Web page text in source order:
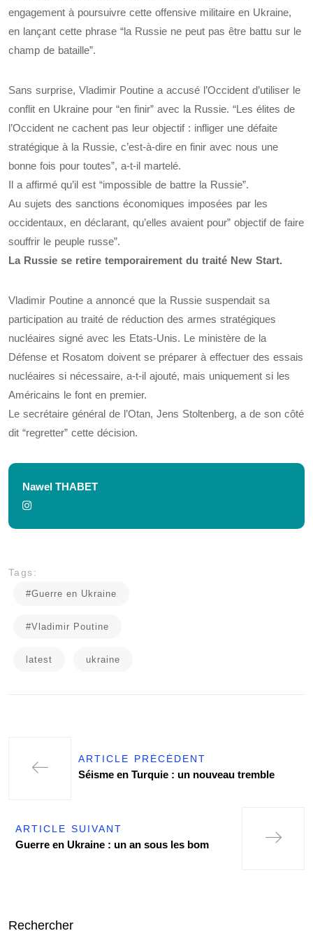
engagement à poursuivre cette offensive militaire en Ukraine,
en lançant cette phrase “la Russie ne peut pas être battu sur le
champ de bataille”.
Sans surprise, Vladimir Poutine a accusé l’Occident d’utiliser le
conflit en Ukraine pour “en finir” avec la Russie. “Les élites de
l’Occident ne cachent pas leur objectif : infliger une défaite
stratégique à la Russie, c’est-à-dire en finir avec nous une
bonne fois pour toutes”, a-t-il martelé.
Il a affirmé qu’il est “impossible de battre la Russie”.
Au sujets des sanctions économiques imposées par les
occidentaux, en déclarant, qu’elles avaient pour” objectif de faire
souffrir le peuple russe”.
La Russie se retire temporairement du traité New Start.
Vladimir Poutine a annoncé que la Russie suspendait sa
participation au traité de réduction des armes stratégiques
nucléaires signé avec les Etats-Unis. Le ministère de la
Défense et Rosatom doivent se préparer à effectuer des essais
nucléaires si nécessaire, a-t-il ajouté, mais uniquement si les
Américains le font en premier.
Le secrétaire général de l’Otan, Jens Stoltenberg, a de son côté
dit “regretter” cette décision.
Nawel THABET
Tags:
#Guerre en Ukraine
#Vladimir Poutine
latest ukraine
ARTICLE PRÉCÉDENT
Séisme en Turquie : un nouveau tremble
ARTICLE SUIVANT
Guerre en Ukraine : un an sous les bom
Rechercher